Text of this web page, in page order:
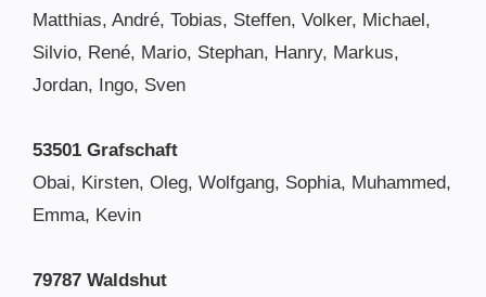
Matthias, André, Tobias, Steffen, Volker, Michael,
Silvio, René, Mario, Stephan, Hanry, Markus,
Jordan, Ingo, Sven
53501 Grafschaft
Obai, Kirsten, Oleg, Wolfgang, Sophia, Muhammed,
Emma, Kevin
79787 Waldshut